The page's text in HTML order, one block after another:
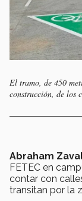
El tramo, de 450
construcción, de los
Abraham
FETEC en
contar con
transitan por la